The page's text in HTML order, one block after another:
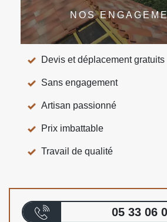
NOS
Devis et déplacement gratuits
Sans engagement
Artisan passionné
Prix imbattable
Travail de qualité
05 33 06